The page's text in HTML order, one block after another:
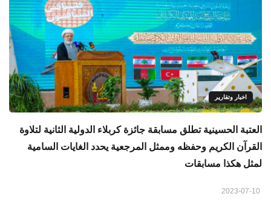
اخبار وتقارير
العتبة الحسينية تطلق مسابقة جائزة كربلاء الدولية الثانية لتلاوة
القرآن الكريم وحفظه وممثل المرجعية يحدد الغايات السامية
لمثل هكذا مسابقات